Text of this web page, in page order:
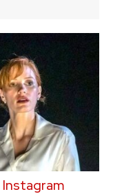
Instagram